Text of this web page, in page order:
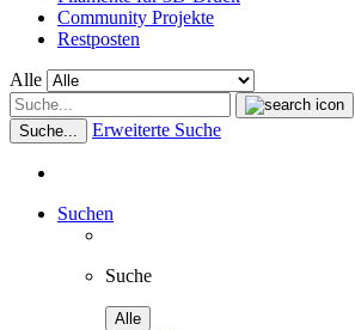
Community Projekte
Restposten
Alle
Suche... Erweiterte Suche
Suchen
Suche
Alle